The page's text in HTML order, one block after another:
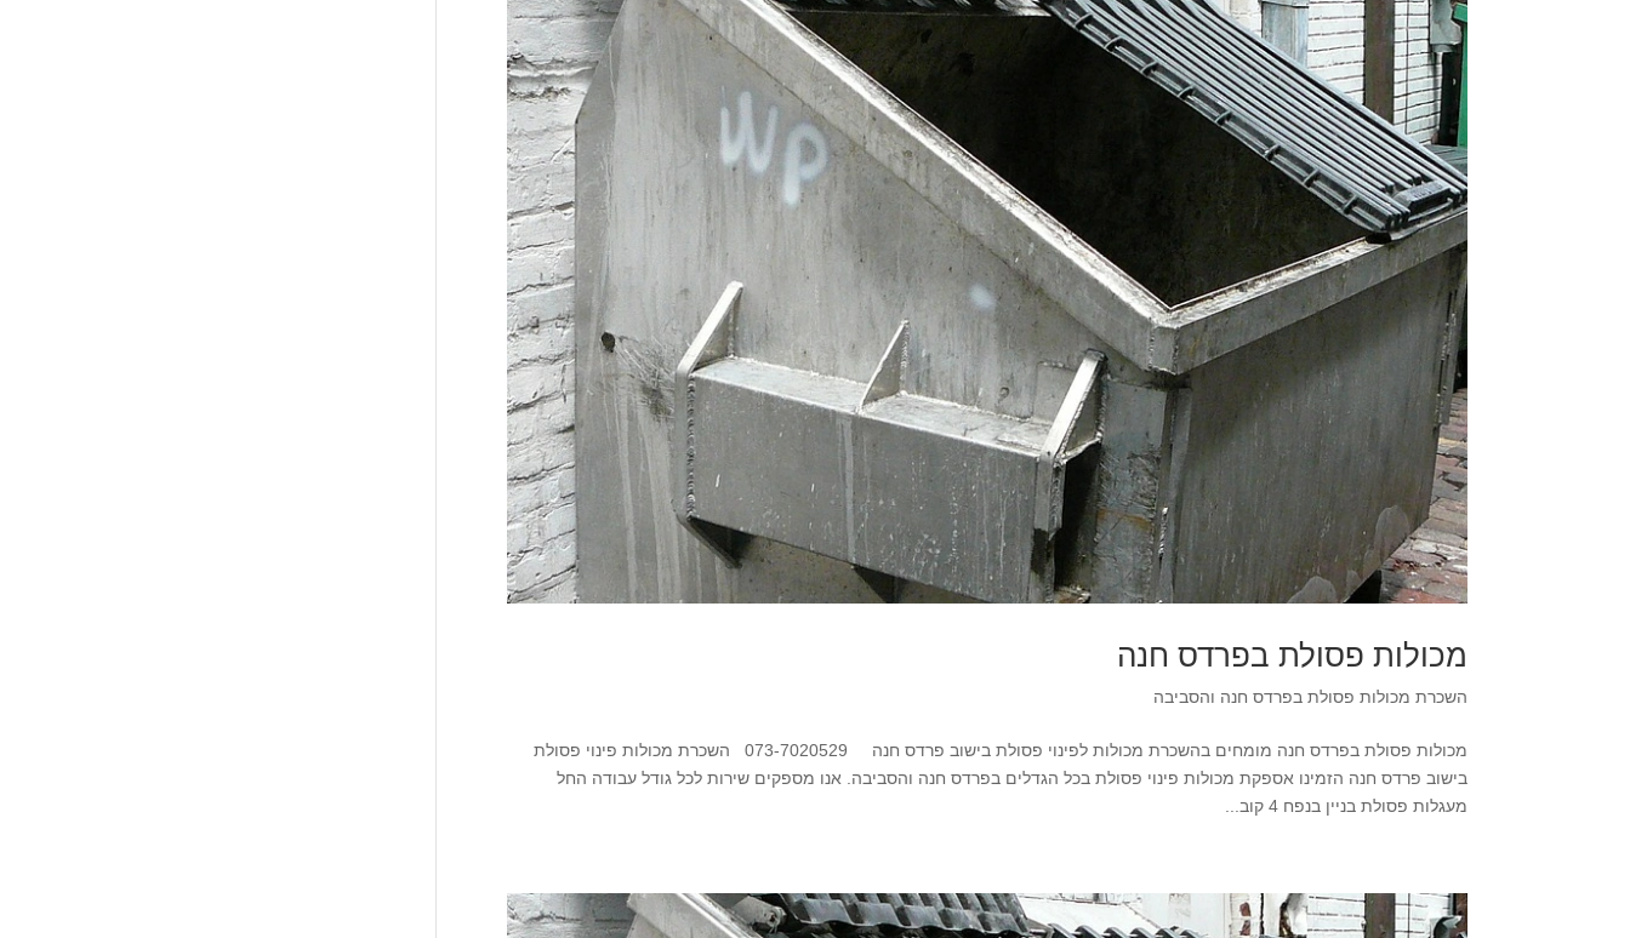
מכולות פסולת בפרדס חנה
השכרת מכולות פסולת בפרדס חנה והסביבה
מכולות פסולת בפרדס חנה מומחים בהשכרת מכולות לפינוי פסולת בישוב פרדס חנה 073-7020529 השכרת מכולות פינוי פסולת
בישוב פרדס חנה הזמינו אספקת מכולות פינוי פסולת בכל הגדלים בפרדס חנה והסביבה. אנו מספקים שירות לכל גודל עבודה החל
מעגלות פסולת בניין בנפח 4 קוב...